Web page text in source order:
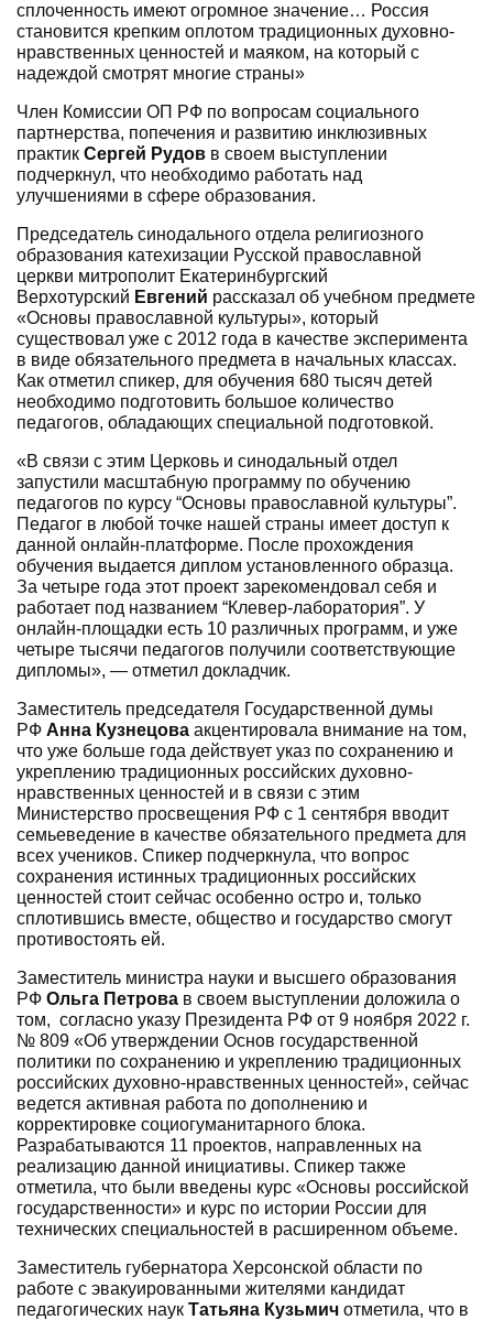
сплоченность имеют огромное значение… Россия
становится крепким оплотом традиционных духовно-
нравственных ценностей и маяком, на который с
надеждой смотрят многие страны»
Член Комиссии ОП РФ по вопросам социального
партнерства, попечения и развитию инклюзивных
практик Сергей Рудов в своем выступлении
подчеркнул, что необходимо работать над
улучшениями в сфере образования.
Председатель синодального отдела религиозного
образования катехизации Русской православной
церкви митрополит Екатеринбургский
Верхотурский Евгений рассказал об учебном предмете
«Основы православной культуры», который
существовал уже с 2012 года в качестве эксперимента
в виде обязательного предмета в начальных классах.
Как отметил спикер, для обучения 680 тысяч детей
необходимо подготовить большое количество
педагогов, обладающих специальной подготовкой.
«В связи с этим Церковь и синодальный отдел
запустили масштабную программу по обучению
педагогов по курсу “Основы православной культуры”.
Педагог в любой точке нашей страны имеет доступ к
данной онлайн-платформе. После прохождения
обучения выдается диплом установленного образца.
За четыре года этот проект зарекомендовал себя и
работает под названием “Клевер-лаборатория”. У
онлайн-площадки есть 10 различных программ, и уже
четыре тысячи педагогов получили соответствующие
дипломы», — отметил докладчик.
Заместитель председателя Государственной думы
РФ Анна Кузнецова акцентировала внимание на том,
что уже больше года действует указ по сохранению и
укреплению традиционных российских духовно-
нравственных ценностей и в связи с этим
Министерство просвещения РФ с 1 сентября вводит
семьеведение в качестве обязательного предмета для
всех учеников. Спикер подчеркнула, что вопрос
сохранения истинных традиционных российских
ценностей стоит сейчас особенно остро и, только
сплотившись вместе, общество и государство смогут
противостоять ей.
Заместитель министра науки и высшего образования
РФ Ольга Петрова в своем выступлении доложила о
том, согласно указу Президента РФ от 9 ноября 2022 г.
№ 809 «Об утверждении Основ государственной
политики по сохранению и укреплению традиционных
российских духовно-нравственных ценностей», сейчас
ведется активная работа по дополнению и
корректировке социогуманитарного блока.
Разрабатываются 11 проектов, направленных на
реализацию данной инициативы. Спикер также
отметила, что были введены курс «Основы российской
государственности» и курс по истории России для
технических специальностей в расширенном объеме.
Заместитель губернатора Херсонской области по
работе с эвакуированными жителями кандидат
педагогических наук Татьяна Кузьмич отметила, что в